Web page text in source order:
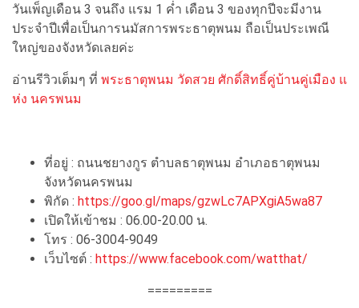
วันเพ็ญเดือน 3 จนถึง แรม 1 ค่ำ เดือน 3 ของทุกปีจะมีงาน
ประจำปีเพื่อเป็นการนมัสการพระธาตุพนม ถือเป็นประเพณี
ใหญ่ของจังหวัดเลยค่ะ
อ่านรีวิวเต็มๆ ที่ พระธาตุพนม วัดสวย ศักดิ์สิทธิ์คู่บ้านคู่เมือง แ
ห่ง นครพนม
ที่อยู่ : ถนนชยางกูร ตำบลธาตุพนม อำเภอธาตุพนม
จังหวัดนครพนม
พิกัด : https://goo.gl/maps/gzwLc7APXgiA5wa87
เปิดให้เข้าชม : 06.00-20.00 น.
โทร : 06-3004-9049
เว็บไซต์ : https://www.facebook.com/watthat/
=========